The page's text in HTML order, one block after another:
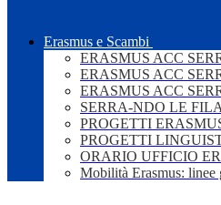
Erasmus e Scambi
ERASMUS ACC
ERASMUS ACC
ERASMUS ACC
SERRA-NDO LE
PROGETTI
PROGETTI
ORARIO UFFICIO
Mobilità Erasmus: linee